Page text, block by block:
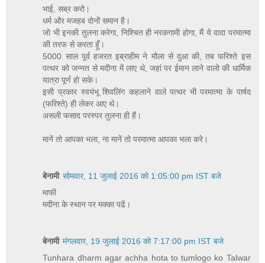
भाई, सब्र करो।
धर्म और मजहब दोनों समान है।
जो भी इनकी तुलना करेगा, निश्चित ही नरकगामी होगा, मैं ये वादा परमात्मा
की तरफ से करता हूँ।
5000 साल पूर्व हजरत इब्राहीम ने मौला से दुआ की, तब फरिश्ते इस
पत्थर को जन्नत से मदीना में लाए थे, जहां पर ईमान लाने वालो की धार्मिक
यात्रा पूर्ण हो सके।
इसी प्रकार स्वयंभू शिवलिंग कहलाने वाले पत्थर भी परमात्मा के पार्षद
(फरिश्ते) ही लेकर आए थे।
असली फसाद परस्पर तुलना ही हैं।
मानें तो आपका भला, ना मानें तो परमात्मा आपका भला करे।
बेनामी सोमवार, 11 जुलाई 2016 को 1:05:00 pm IST बजे
माफी
मदीना के स्थान पर मक्का पढें।
बेनामी मंगलवार, 19 जुलाई 2016 को 7:17:00 pm IST बजे
Tunhara dharm agar achha hota to tumlogo ko Talwar